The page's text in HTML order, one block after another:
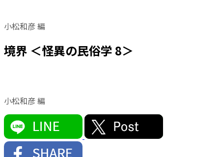
小松和彦 編
境界 ＜怪異の民俗学 8＞
小松和彦 編